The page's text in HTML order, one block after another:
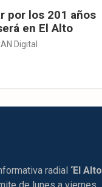
por los 201 años
en El Alto
Digital
radial ‘El Alto